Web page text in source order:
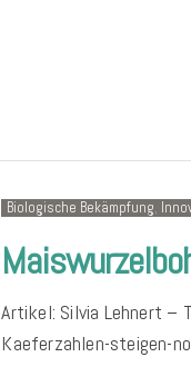
Biologische Bekämpfung,
Artikel: Silvia Lehnert –
Kaeferzahlen-steigen-